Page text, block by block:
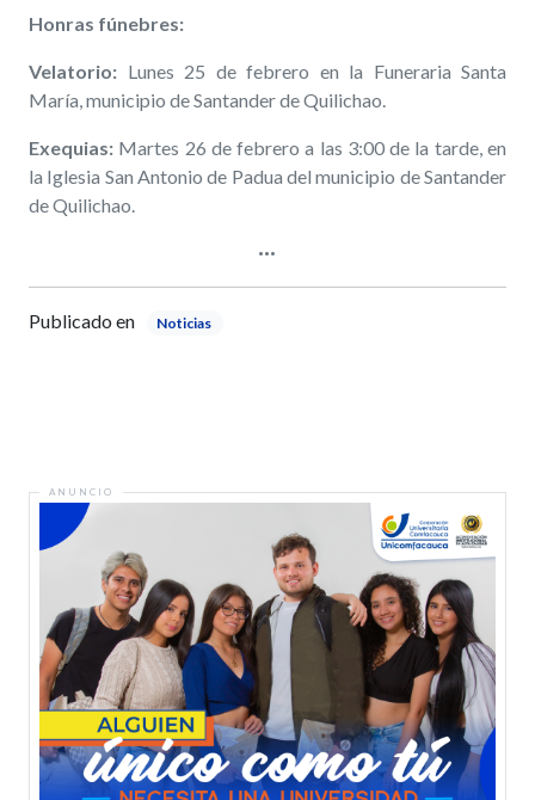
Honras fúnebres:
Velatorio: Lunes 25 de febrero en la Funeraria Santa
María, municipio de Santander de Quilichao.
Exequias: Martes 26 de febrero a las 3:00 de la tarde, en
la Iglesia San Antonio de Padua del municipio de Santander
de Quilichao.
Publicado en Noticias